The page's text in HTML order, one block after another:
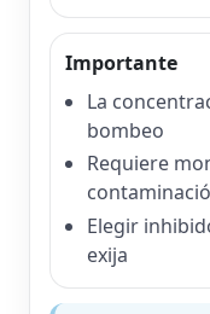
Importante
La
bombeo
Requiere
Elegir
exija